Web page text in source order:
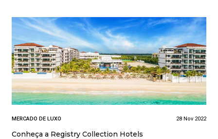
MERCADO DE LUXO 28 Nov 2022
Conheça a Registry Collection Hotels